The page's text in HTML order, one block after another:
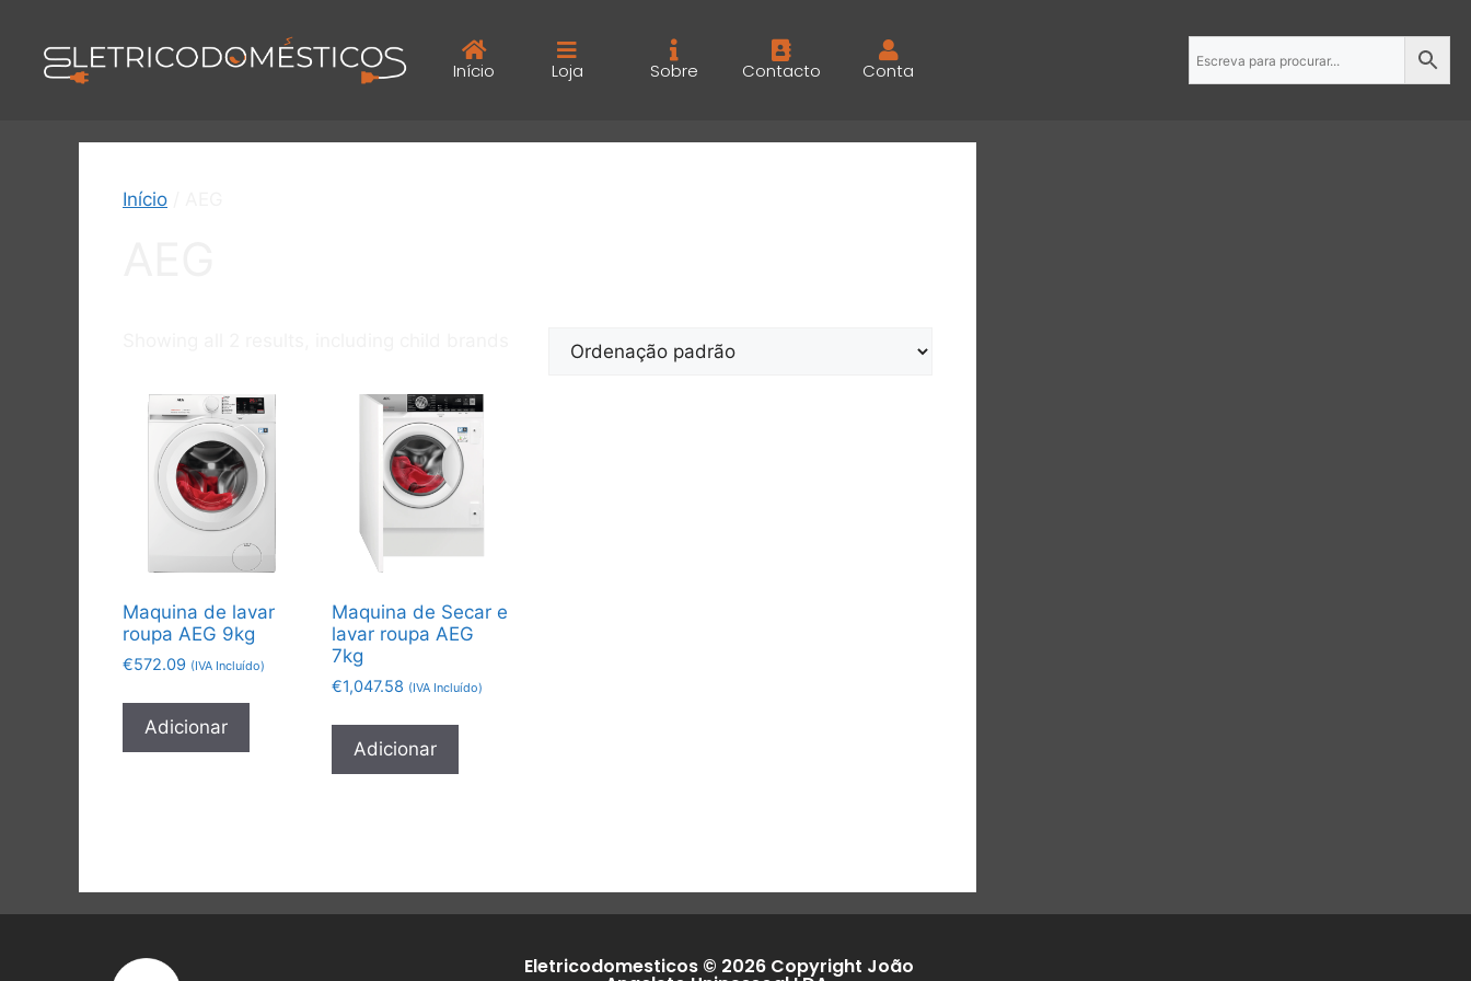
Início Loja Sobre Contacto Conta
Início
Maquina de lavar
roupa AEG 9kg
€572.09 (IVA Incluído)
Adicionar
Maquina de Secar e
lavar roupa AEG
7kg
€1,047.58 (IVA Incluído)
Adicionar
Eletricodomesticos © 2026 Copyright João